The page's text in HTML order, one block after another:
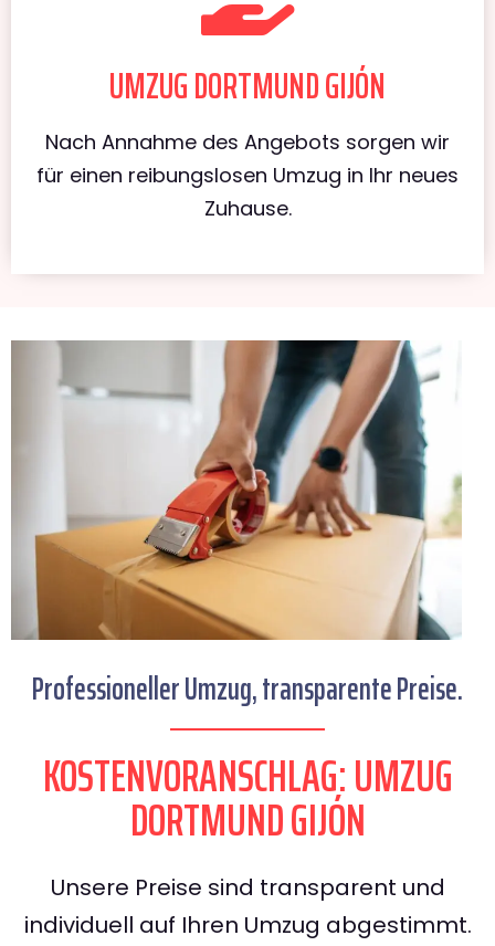
UMZUG DORTMUND GIJÓN
Nach Annahme des Angebots sorgen wir
für einen reibungslosen Umzug in Ihr neues
Zuhause.
Professioneller Umzug, transparente Preise.
KOSTENVORANSCHLAG: UMZUG
DORTMUND GIJÓN
Unsere Preise sind transparent und
individuell auf Ihren Umzug abgestimmt.